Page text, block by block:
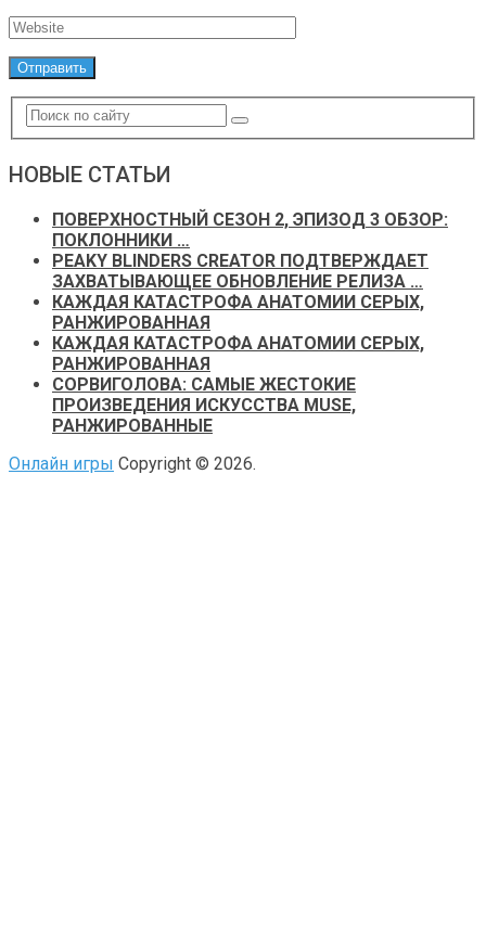
НОВЫЕ СТАТЬИ
ПОВЕРХНОСТНЫЙ СЕЗОН 2, ЭПИЗОД 3 ОБЗОР:
ПОКЛОННИКИ …
PEAKY BLINDERS CREATOR ПОДТВЕРЖДАЕТ
ЗАХВАТЫВАЮЩЕЕ ОБНОВЛЕНИЕ РЕЛИЗА …
КАЖДАЯ КАТАСТРОФА АНАТОМИИ СЕРЫХ,
РАНЖИРОВАННАЯ
КАЖДАЯ КАТАСТРОФА АНАТОМИИ СЕРЫХ,
РАНЖИРОВАННАЯ
СОРВИГОЛОВА: САМЫЕ ЖЕСТОКИЕ
ПРОИЗВЕДЕНИЯ ИСКУССТВА MUSE,
РАНЖИРОВАННЫЕ
Онлайн игры Copyright © 2026.